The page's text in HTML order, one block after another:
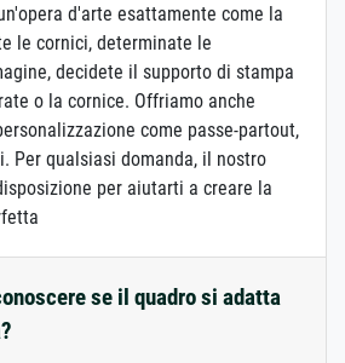
d'arte esattamente come la
le cornici, determinate le
decidete il supporto di stampa
o la cornice. Offriamo anche
come passe-partout,
Per qualsiasi domanda, il nostro
per aiutarti a creare la
se il quadro si adatta